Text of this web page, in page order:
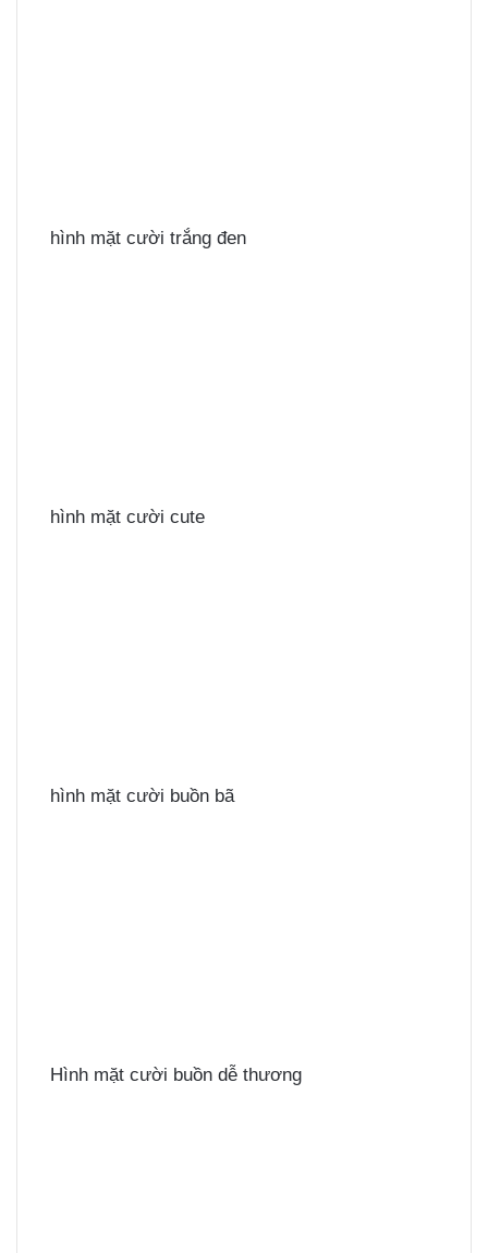
hình mặt cười trắng đen
hình mặt cười cute
hình mặt cười buồn bã
Hình mặt cười buồn dễ thương